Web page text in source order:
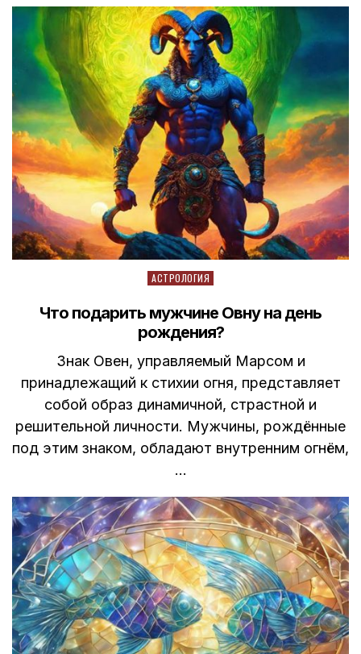
Posted
АСТРОЛОГИЯ
Что подарить мужчине Овну на день
рождения?
Знак Овен, управляемый Марсом и
принадлежащий к стихии огня, представляет
собой образ динамичной, страстной и
решительной личности. Мужчины, рождённые
под этим знаком, обладают внутренним огнём,
…